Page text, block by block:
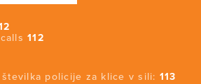
112
policije za klice v sili: 113